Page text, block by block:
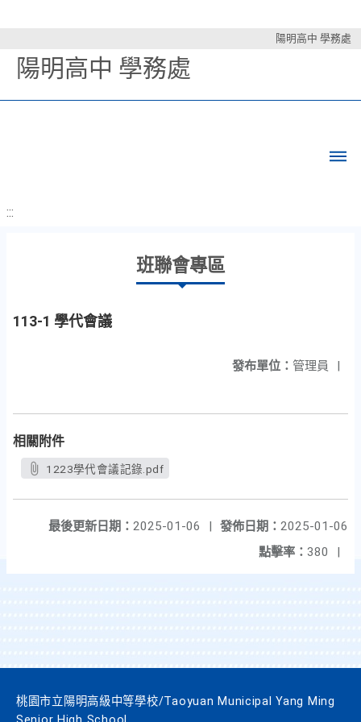
陽明高中 學務處
陽明高中 學務處
:::
班聯會專區
113-1 學代會議
發布單位： 管理員 |
相關附件
1223學代會議記錄.pdf
發佈日期： 2025-01-06
最後更新日期： 2025-01-06
|
點擊率： 380 |
桃園市立陽明高級中等學校/Taoyuan Municipal Yang Ming